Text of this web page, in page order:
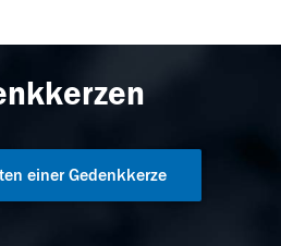
einer Gedenkkerze